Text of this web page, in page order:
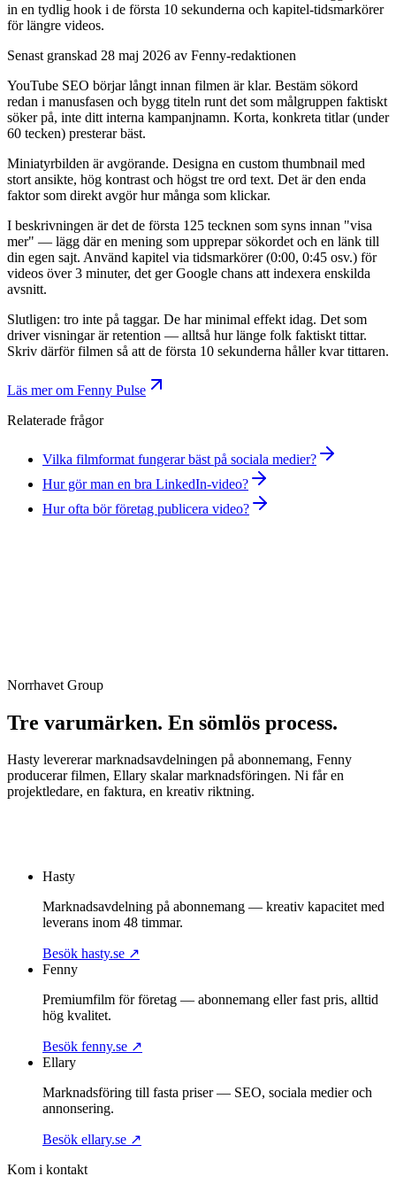
in en tydlig hook i de första 10 sekunderna och kapitel-tidsmarkörer
för längre videos.
Senast granskad 28 maj 2026 av Fenny-redaktionen
YouTube SEO börjar långt innan filmen är klar. Bestäm sökord
redan i manusfasen och bygg titeln runt det som målgruppen faktiskt
söker på, inte ditt interna kampanjnamn. Korta, konkreta titlar (under
60 tecken) presterar bäst.
Miniatyrbilden är avgörande. Designa en custom thumbnail med
stort ansikte, hög kontrast och högst tre ord text. Det är den enda
faktor som direkt avgör hur många som klickar.
I beskrivningen är det de första 125 tecknen som syns innan "visa
mer" — lägg där en mening som upprepar sökordet och en länk till
din egen sajt. Använd kapitel via tidsmarkörer (0:00, 0:45 osv.) för
videos över 3 minuter, det ger Google chans att indexera enskilda
avsnitt.
Slutligen: tro inte på taggar. De har minimal effekt idag. Det som
driver visningar är retention — alltså hur länge folk faktiskt tittar.
Skriv därför filmen så att de första 10 sekunderna håller kvar tittaren.
Läs mer om Fenny Pulse
Relaterade frågor
Vilka filmformat fungerar bäst på sociala medier?
Hur gör man en bra LinkedIn-video?
Hur ofta bör företag publicera video?
Boka strategimöte
Norrhavet Group
Tre varumärken. En sömlös process.
Hasty levererar marknadsavdelningen på abonnemang, Fenny
producerar filmen, Ellary skalar marknadsföringen. Ni får en
projektledare, en faktura, en kreativ riktning.
Boka strategimöte
Hasty
Marknadsavdelning på abonnemang — kreativ kapacitet med
leverans inom 48 timmar.
Besök hasty.se ↗
Fenny
Premiumfilm för företag — abonnemang eller fast pris, alltid
hög kvalitet.
Besök fenny.se ↗
Ellary
Marknadsföring till fasta priser — SEO, sociala medier och
annonsering.
Besök ellary.se ↗
Kom i kontakt